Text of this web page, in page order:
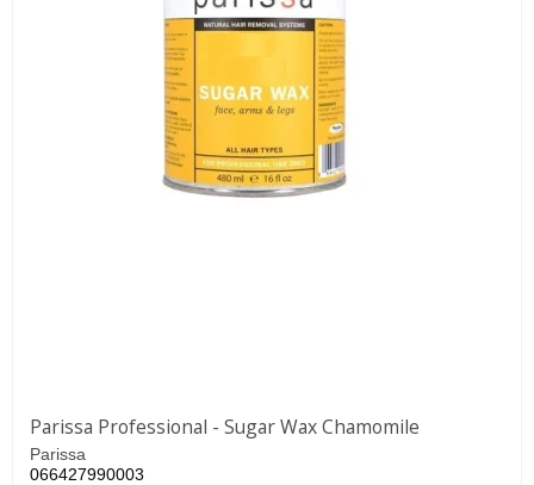
Parissa Professional - Sugar Wax Chamomile
Parissa
066427990003